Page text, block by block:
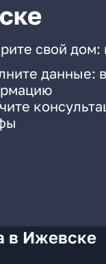
свой дом:
данные:
в Ижевске